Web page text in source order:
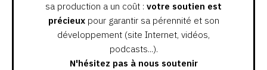
sa production a un coût : votre soutien est
précieuxpour garantir sa pérennité et son
développement (site Internet, vidéos,
podcasts...).
N'hésitez pas à nous soutenir